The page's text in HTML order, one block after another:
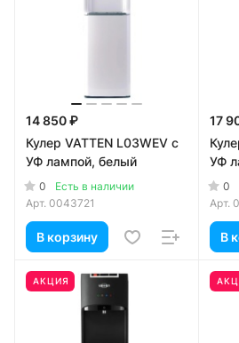
14 850 ₽
Кулер VATTEN L03WEV c
УФ лампой, белый
0
Есть в наличии
Арт. 0043721
В корзину
17
УФ
0
Арт.
В
АКЦИЯ